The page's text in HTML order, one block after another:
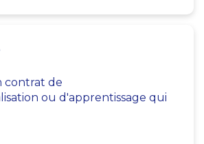
contrat de
ou d'apprentissage qui